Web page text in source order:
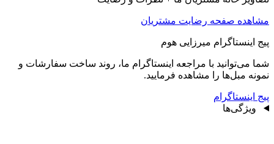
مشاهده صفحه رضايت مشتريان
پیج اینستاگرام میرزایی هوم
شما می‌توانید با مراجعه اینستاگرام ما، روند ساخت سفارشات و
نمونه مبل‌ها را مشاهده فرمایید.
پیج اینستاگرام
ویژگی‌ها